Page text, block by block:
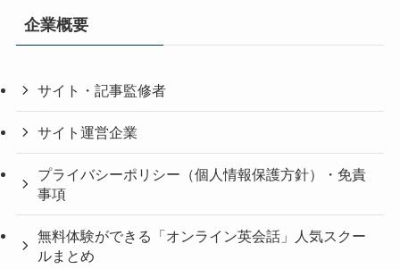
企業概要
サイト・記事監修者
サイト運営企業
プライバシーポリシー（個人情報保護方針）・免責
事項
無料体験ができる「オンライン英会話」人気スクー
ルまとめ